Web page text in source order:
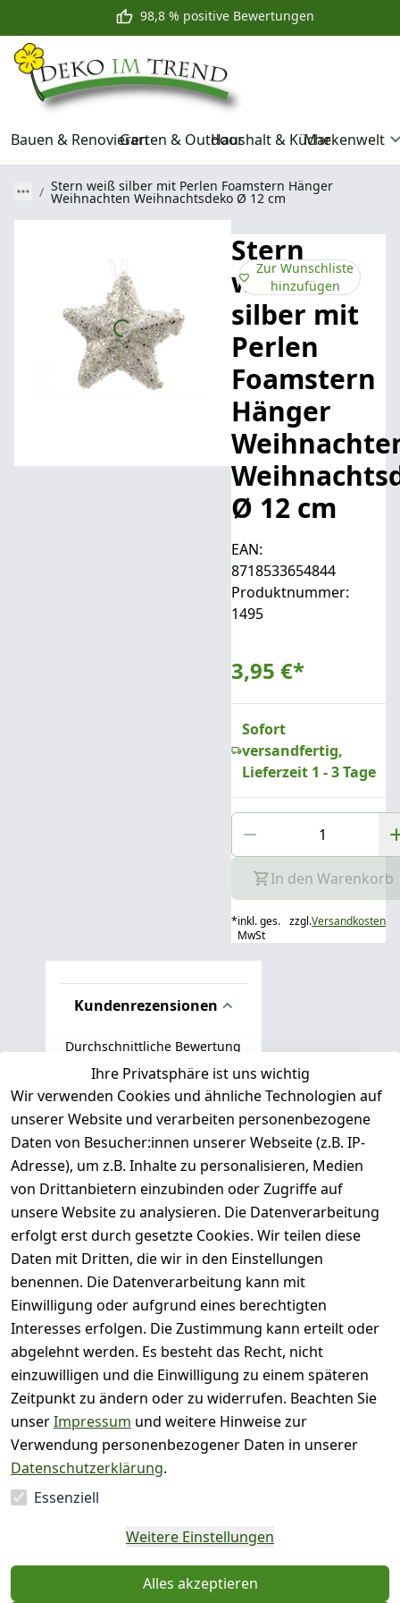
98,8 % positive Bewertungen
Bauen & RenovierenGarten & OutdoorHaushalt & KücheMarkenwelt
Stern weiß silber mit Perlen Foamstern Hänger
Weihnachten Weihnachtsdeko Ø 12 cm
Stern
weiß
silber mit
Perlen
Foamstern
Hänger
Ø 12 cm
EAN:
8718533654844
Produktnummer:
1495
3,95 €*
Zur Wunschliste
hinzufügen
Sofort
versandfertig,
Lieferzeit 1 - 3 Tage
In den Warenkorb
*inkl. ges.
MwSt
zzgl.Versandkosten
Kundenrezensionen
Durchschnittliche Bewertung
0
Basierend auf 0 Bewertung(en)
Bewertung abgeben
5
( 0
)
4
( 0
)
3
( 0
)
2
( 0
1
)
Es hat noch niemand
eine Bewertung für
diesen Artikel
abgegeben
Person - klicken Sie für
Details
Ihre Privatsphäre ist uns wichtig
Wir verwenden Cookies und ähnliche Technologien auf
unserer Website und verarbeiten personenbezogene
Daten von Besucher:innen unserer Webseite (z.B. IP-
Adresse), um z.B. Inhalte zu personalisieren, Medien
von Drittanbietern einzubinden oder Zugriffe auf
unsere Website zu analysieren. Die Datenverarbeitung
erfolgt erst durch gesetzte Cookies. Wir teilen diese
Daten mit Dritten, die wir in den Einstellungen
benennen. Die Datenverarbeitung kann mit
Einwilligung oder aufgrund eines berechtigten
Interesses erfolgen. Die Zustimmung kann erteilt oder
abgelehnt werden. Es besteht das Recht, nicht
einzuwilligen und die Einwilligung zu einem späteren
Zeitpunkt zu ändern oder zu widerrufen. Beachten Sie
unserImpressum und weitere Hinweise zur
Verwendung personenbezogener Daten in unserer
Datenschutzerklärung.
Essenziell
Weitere Einstellungen
Alles akzeptieren